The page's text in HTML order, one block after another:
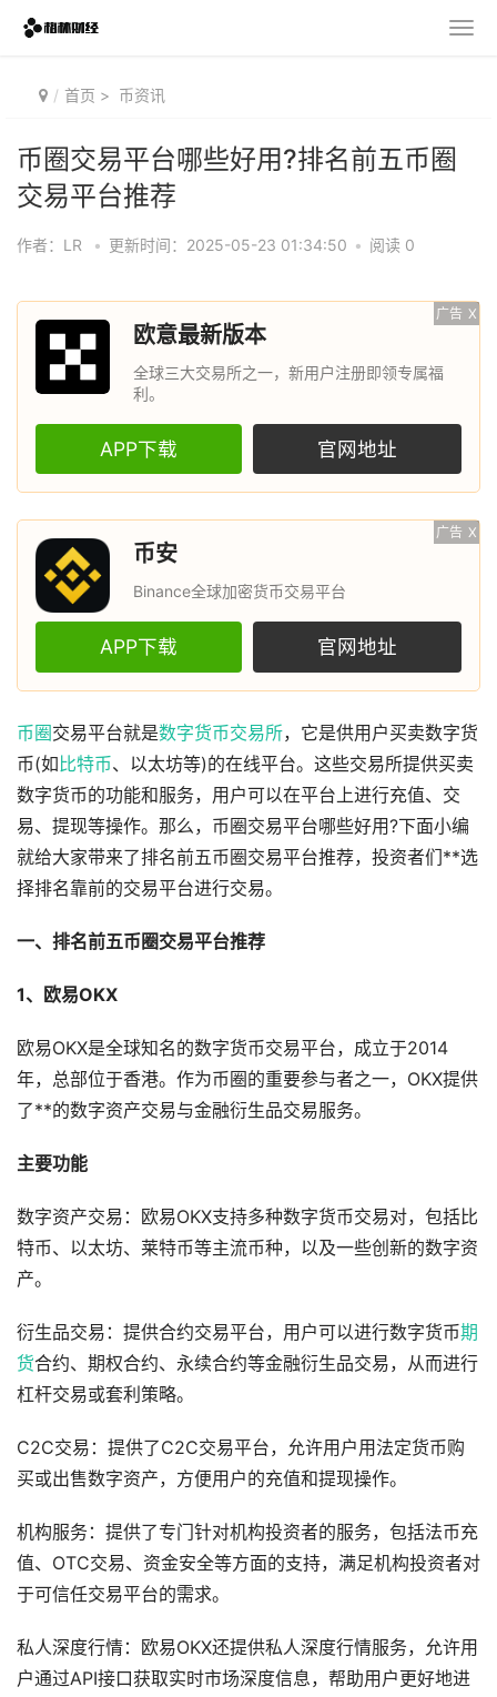
首页 > 币资讯
币圈交易平台哪些好用?排名前五币圈
交易平台推荐
作者：LR • 更新时间：2025-05-23 01:34:50 • 阅读 0
广告 X
欧意最新版本
全球三大交易所之一，新用户注册即领专属福
利。
APP下载 官网地址
广告 X
币安
Binance全球加密货币交易平台
APP下载 官网地址
币圈交易平台就是数字货币交易所，它是供用户买卖数字货
币(如 比特币、以太坊等)的在线平台。这些交易所提供买卖
数字货币的功能和服务，用户可以在平台上进行充值、交
易、提现等操作。那么，币圈交易平台哪些好用?下面小编
就给大家带来了排名前五币圈交易平台推荐，投资者们**选
择排名靠前的交易平台进行交易。
一、排名前五币圈交易平台推荐
1、欧易OKX
欧易OKX是全球知名的数字货币交易平台，成立于2014
年，总部位于香港。作为币圈的重要参与者之一，OKX提供
了**的数字资产交易与金融衍生品交易服务。
主要功能
数字资产交易：欧易OKX支持多种数字货币交易对，包括比
特币、以太坊、莱特币等主流币种，以及一些创新的数字资
产。
衍生品交易：提供合约交易平台，用户可以进行数字货币期
货合约、期权合约、永续合约等金融衍生品交易，从而进行
杠杆交易或套利策略。
C2C交易：提供了C2C交易平台，允许用户用法定货币购
买或出售数字资产，方便用户的充值和提现操作。
机构服务：提供了专门针对机构投资者的服务，包括法币充
值、OTC交易、资金安全等方面的支持，满足机构投资者对
于可信任交易平台的需求。
私人深度行情：欧易OKX还提供私人深度行情服务，允许用
户通过API接口获取实时市场深度信息，帮助用户更好地进